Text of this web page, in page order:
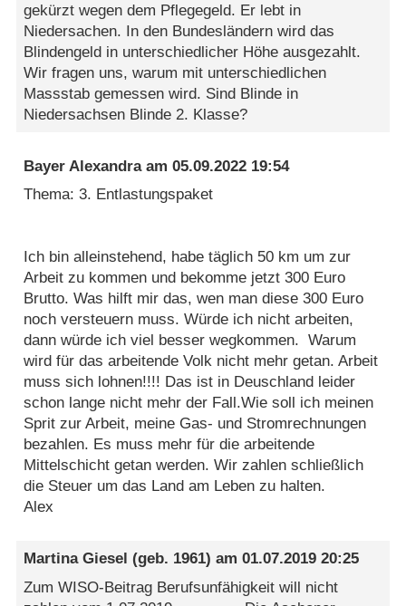
gekürzt wegen dem Pflegegeld. Er lebt in
Niedersachen. In den Bundesländern wird das
Blindengeld in unterschiedlicher Höhe ausgezahlt.
Wir fragen uns, warum mit unterschiedlichen
Massstab gemessen wird. Sind Blinde in
Niedersachsen Blinde 2. Klasse?
Bayer Alexandraam05.09.2022 19:54
Thema: 3. Entlastungspaket
Ich bin alleinstehend, habe täglich 50 km um zur
Arbeit zu kommen und bekomme jetzt 300 Euro
Brutto. Was hilft mir das, wen man diese 300 Euro
noch versteuern muss. Würde ich nicht arbeiten,
dann würde ich viel besser wegkommen. Warum
wird für das arbeitende Volk nicht mehr getan. Arbeit
muss sich lohnen!!!! Das ist in Deuschland leider
schon lange nicht mehr der Fall.Wie soll ich meinen
Sprit zur Arbeit, meine Gas- und Stromrechnungen
bezahlen. Es muss mehr für die arbeitende
Mittelschicht getan werden. Wir zahlen schließlich
die Steuer um das Land am Leben zu halten.
Alex
Martina Giesel (geb. 1961) am01.07.2019 20:25
Zum WISO-Beitrag Berufsunfähigkeit will nicht